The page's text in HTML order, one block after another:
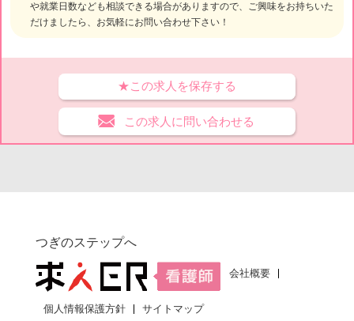
や就業日数なども相談できる場合がありますので、ご興味をお持ちいた
だけましたら、お気軽にお問い合わせ下さい！
★この求人を保存する
この求人に問い合わせる
つぎのステップへ
会社概要
個人情報保護方針 サイトマップ